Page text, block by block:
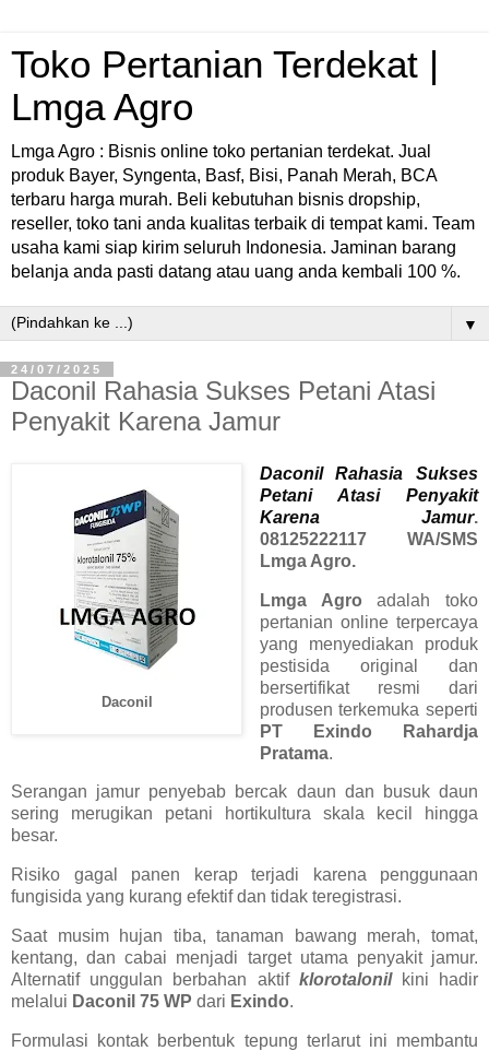
Toko Pertanian Terdekat |
Lmga Agro
Lmga Agro : Bisnis online toko pertanian terdekat. Jual
produk Bayer, Syngenta, Basf, Bisi, Panah Merah, BCA
terbaru harga murah. Beli kebutuhan bisnis dropship,
reseller, toko tani anda kualitas terbaik di tempat kami. Team
usaha kami siap kirim seluruh Indonesia. Jaminan barang
belanja anda pasti datang atau uang anda kembali 100 %.
▼
24/07/2025
Daconil Rahasia Sukses Petani Atasi
Penyakit Karena Jamur
Daconil
Daconil Rahasia Sukses
Petani Atasi Penyakit
Karena Jamur.
08125222117 WA/SMS
Lmga Agro.
Lmga Agroadalah toko
pertanian online terpercaya
yang menyediakan produk
pestisida original dan
bersertifikat resmi dari
produsen terkemuka seperti
PT Exindo Rahardja
Pratama.
Serangan jamur penyebab bercak daun dan busuk daun
sering merugikan petani hortikultura skala kecil hingga
besar.
Risiko gagal panen kerap terjadi karena penggunaan
fungisida yang kurang efektif dan tidak teregistrasi.
Saat musim hujan tiba, tanaman bawang merah, tomat,
kentang, dan cabai menjadi target utama penyakit jamur.
Alternatif unggulan berbahan aktif klorotalonilkini hadir
melalui Daconil 75 WP dari Exindo.
Formulasi kontak berbentuk tepung terlarut ini membantu